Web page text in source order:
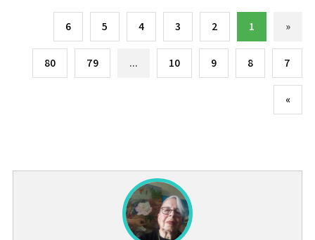
«
1
2
3
4
5
6
7
8
9
10
...
79
80
»